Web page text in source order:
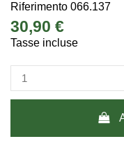
Riferimento 066.137
30,90 €
Tasse incluse